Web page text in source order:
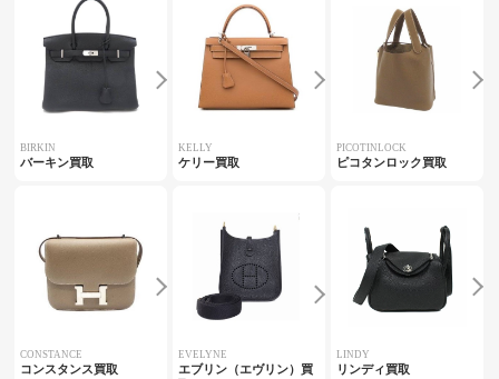
BIRKIN
バーキン買取
KELLY
ケリー買取
PICOTINLOCK
ピコタンロック買取
CONSTANCE
コンスタンス買取
EVELYNE
エブリン（エヴリン）買
LINDY
リンディ買取